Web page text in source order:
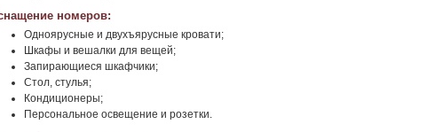
номеров:
Одноярусные и двухъярусные кровати;
Шкафы и вешалки для вещей;
Запирающиеся шкафчики;
Стол, стулья;
Кондиционеры;
Персональное освещение и розетки.